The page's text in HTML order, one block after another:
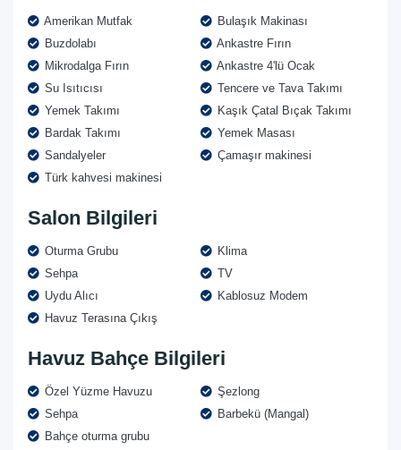
Amerikan Mutfak
Bulaşık Makinası
Buzdolabı
Ankastre Fırın
Mikrodalga Fırın
Ankastre 4'lü Ocak
Su Isıtıcısı
Tencere ve Tava Takımı
Yemek Takımı
Kaşık Çatal Bıçak Takımı
Bardak Takımı
Yemek Masası
Sandalyeler
Çamaşır makinesi
Türk kahvesi makinesi
Salon Bilgileri
Oturma Grubu
Klima
Sehpa
TV
Uydu Alıcı
Kablosuz Modem
Havuz Terasına Çıkış
Havuz Bahçe Bilgileri
Özel Yüzme Havuzu
Şezlong
Sehpa
Barbekü (Mangal)
Bahçe oturma grubu